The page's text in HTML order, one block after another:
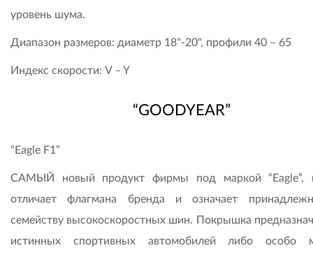
уровень шума.
Диапазон размеров: диаметр 18"-20", профили 40 – 65
Индекс скорости: V – Y
“GOODYEAR”
“Eagle F1”
САМЫЙ новый продукт фирмы под маркой “Eagle”,
отличает флагмана бренда и означает
семейству высокоскоростных шин. Покрышка
истинных спортивных автомобилей либо особо